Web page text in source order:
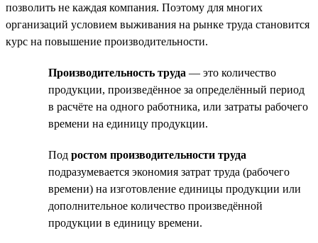
позволить не каждая компания. Поэтому для многих
организаций условием выживания на рынке труда становится
курс на повышение производительности.
Производительность труда — это количество
продукции, произведённое за определённый период
в расчёте на одного работника, или затраты рабочего
времени на единицу продукции.
Под ростом производительности труда
подразумевается экономия затрат труда (рабочего
времени) на изготовление единицы продукции или
дополнительное количество произведённой
продукции в единицу времени.